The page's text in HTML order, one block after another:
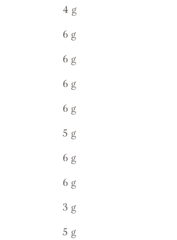
4 g
6 g
6 g
6 g
6 g
5 g
6 g
6 g
3 g
5 g